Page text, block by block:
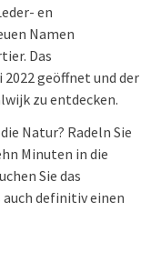
en
Namen
Das
geöffnet und der
zu entdecken.
Natur? Radeln Sie
Minuten in die
Sie das
definitiv einen